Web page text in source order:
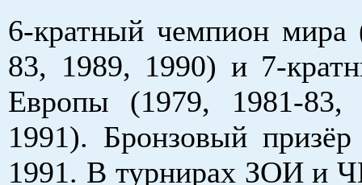
6-кратный чемпион мира
83, 1989, 1990) и 7-
Европы (1979, 1981-83,
1991). Бронзовый
1991. В турнирах ЗОИ и